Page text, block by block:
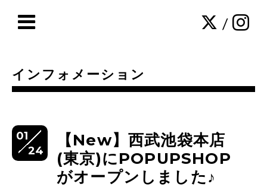
/
インフォメーション
01
24
【New】西武池袋本店
(東京)にPOPUPSHOP
がオープンしました♪